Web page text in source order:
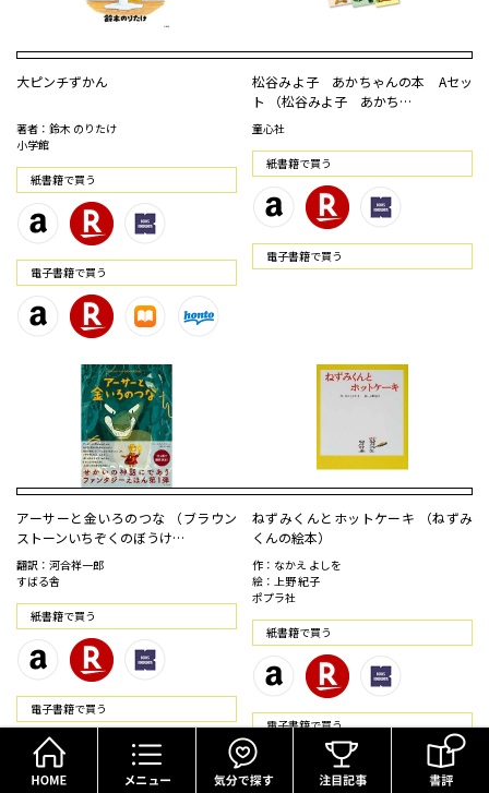
大ピンチずかん
著者：鈴木 のりたけ
小学館
紙書籍で買う
電⼦書籍で買う
松谷みよ子 あかちゃんの本 Aセッ
ト （松谷みよ子 あかち…
童心社
紙書籍で買う
電⼦書籍で買う
アーサーと金いろのつな （ブラウン
ストーンいちぞくのぼうけ…
翻訳：河合祥一郎
すばる舎
紙書籍で買う
電⼦書籍で買う
ねずみくんとホットケーキ （ねずみ
くんの絵本）
作：なかえ よしを
絵：上野 紀子
ポプラ社
紙書籍で買う
電⼦書籍で買う